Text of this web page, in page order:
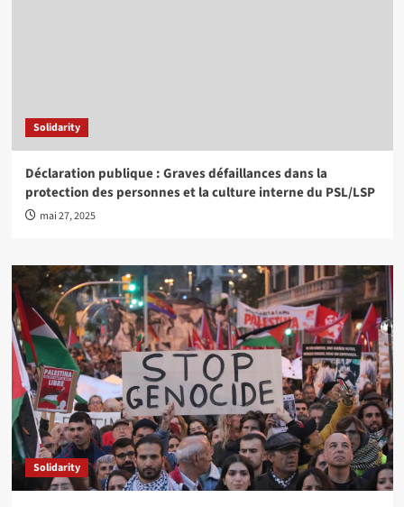
Solidarity
Déclaration publique : Graves défaillances dans la
protection des personnes et la culture interne du PSL/LSP
mai 27, 2025
Solidarity